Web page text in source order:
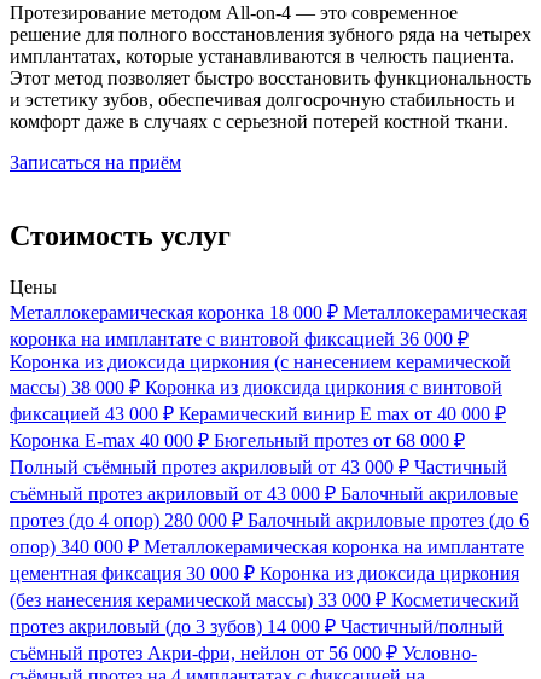
Протезирование методом All-on-4 — это современное
решение для полного восстановления зубного ряда на четырех
имплантатах, которые устанавливаются в челюсть пациента.
Этот метод позволяет быстро восстановить функциональность
и эстетику зубов, обеспечивая долгосрочную стабильность и
комфорт даже в случаях с серьезной потерей костной ткани.
Записаться на приём
Стоимость услуг
Цены
Металлокерамическая коронка 18 000 ₽ Металлокерамическая
коронка на имплантате с винтовой фиксацией 36 000 ₽
Коронка из диоксида циркония (с нанесением керамической
массы) 38 000 ₽ Коронка из диоксида циркония с винтовой
фиксацией 43 000 ₽ Керамический винир E max от 40 000 ₽
Коронка Е-max 40 000 ₽ Бюгельный протез от 68 000 ₽
Полный съёмный протез акриловый от 43 000 ₽ Частичный
съёмный протез акриловый от 43 000 ₽ Балочный акриловые
протез (до 4 опор) 280 000 ₽ Балочный акриловые протез (до 6
опор) 340 000 ₽ Металлокерамическая коронка на имплантате
цементная фиксация 30 000 ₽ Коронка из диоксида циркония
(без нанесения керамической массы) 33 000 ₽ Косметический
протез акриловый (до 3 зубов) 14 000 ₽ Частичный/полный
съёмный протез Акри-фри, нейлон от 56 000 ₽ Условно-